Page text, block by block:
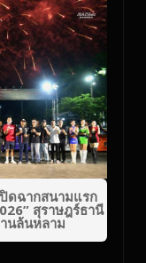
ดฉากสนามแรก
สุราษฎร์ธานี
นล้นหลาม